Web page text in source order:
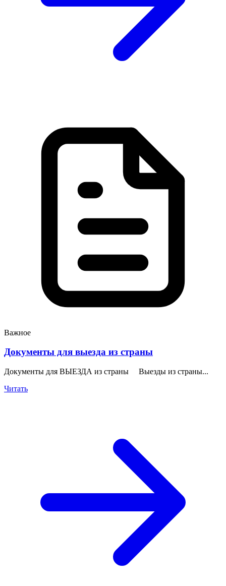
Важное
Документы для выезда из страны
Документы для ВЫЕЗДА из страны Выезды из страны...
Читать